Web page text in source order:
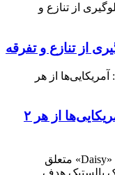
از تنازع و تفرقه
مقام مستعفی دولت ترامپ: آمریکایی‌ها از هر ۲